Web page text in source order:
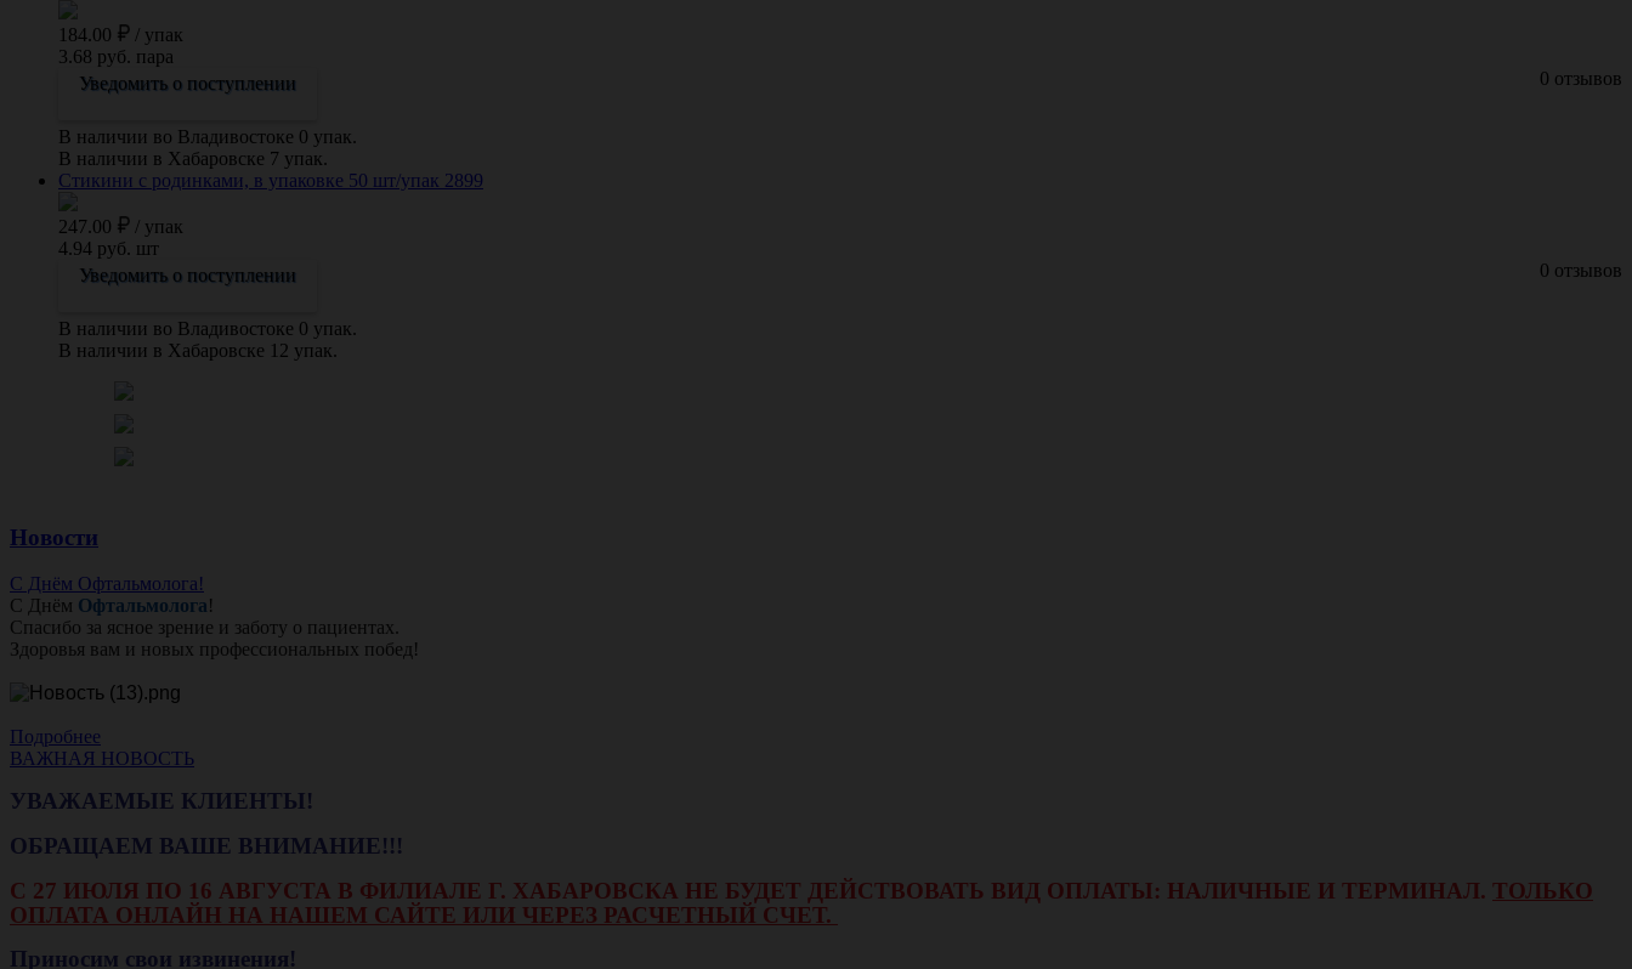
184.00 / упак
3.68 руб. пара
0 отзывов
Уведомить о поступлении
В наличии во Владивостоке 0 упак.
В наличии в Хабаровске 7 упак.
Стикини с родинками, в упаковке 50 шт/упак 2899
247.00 / упак
4.94 руб. шт
0 отзывов
Уведомить о поступлении
В наличии во Владивостоке 0 упак.
В наличии в Хабаровске 12 упак.
Новости
С Днём Офтальмолога!
С Днём Офтальмолога!
Спасибо за ясное зрение и заботу о пациентах.
Здоровья вам и новых профессиональных побед!
Подробнее
ВАЖНАЯ НОВОСТЬ
УВАЖАЕМЫЕ КЛИЕНТЫ!
ОБРАЩАЕМ ВАШЕ ВНИМАНИЕ!!!
С 27 ИЮЛЯ ПО 16 АВГУСТА В ФИЛИАЛЕ Г. ХАБАРОВСКА НЕ БУДЕТ ДЕЙСТВОВАТЬ ВИД ОПЛАТЫ: НАЛИЧНЫЕ И ТЕРМИНАЛ. ТОЛЬКО
ОПЛАТА ОНЛАЙН НА НАШЕМ САЙТЕ ИЛИ ЧЕРЕЗ РАСЧЕТНЫЙ СЧЕТ.
Приносим свои извинения!